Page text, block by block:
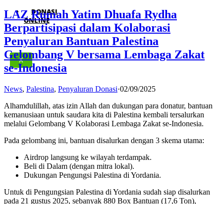
DONASI
ONLINE
X
LAZ Rumah Yatim Dhuafa Rydha
Berpartisipasi dalam Kolaborasi
Penyaluran Bantuan Palestina
Gelombang V bersama Lembaga Zakat
se-Indonesia
News, Palestina, Penyaluran Donasi·02/09/2025
Alhamdulillah, atas izin Allah dan dukungan para donatur, bantuan
kemanusiaan untuk saudara kita di Palestina kembali tersalurkan
melalui Gelombang V Kolaborasi Lembaga Zakat se-Indonesia.
Pada gelombang ini, bantuan disalurkan dengan 3 skema utama:
Airdrop langsung ke wilayah terdampak.
Beli di Dalam (dengan mitra lokal).
Dukungan Pengungsi Palestina di Yordania.
Untuk di Pengungsian Palestina di Yordania sudah siap disalurkan
pada 21 gustus 2025, sebanyak 880 Box Bantuan (17,6 Ton),